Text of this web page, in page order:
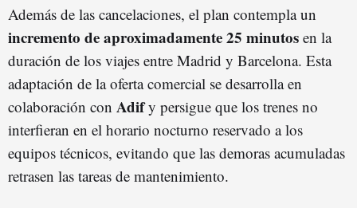
Además de las cancelaciones, el plan contempla un
incremento de aproximadamente 25 minutos en la
duración de los viajes entre Madrid y Barcelona. Esta
adaptación de la oferta comercial se desarrolla en
colaboración con Adify persigue que los trenes no
interfieran en el horario nocturno reservado a los
equipos técnicos, evitando que las demoras acumuladas
retrasen las tareas de mantenimiento.